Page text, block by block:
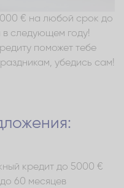
€ на любой срок до
следующем году!
поможет тебе
убедись сам!
кредит до 5000 €
60 месяцев